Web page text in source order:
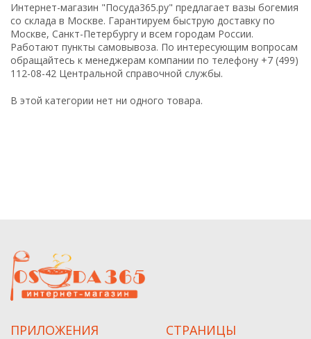
Интернет-магазин "Посуда365.ру" предлагает вазы богемия
со склада в Москве. Гарантируем быструю доставку по
Москве, Санкт-Петербургу и всем городам России.
Работают пункты самовывоза. По интересующим вопросам
обращайтесь к менеджерам компании по телефону +7 (499)
112-08-42 Центральной справочной службы.
В этой категории нет ни одного товара.
ПРИЛОЖЕНИЯ СТРАНИЦЫ